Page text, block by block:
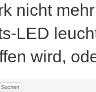
nicht
LED
wird,
Suchen